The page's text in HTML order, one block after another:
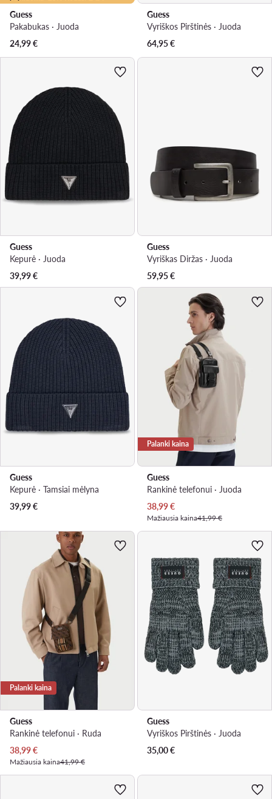
Guess
Pakabukas · Juoda
24,99€
Guess
Vyriškos Pirštinės · Juoda
64,95€
Guess
Kepurė · Juoda
39,99€
Guess
Vyriškas Diržas · Juoda
59,95€
Guess
Kepurė · Tamsiai mėlyna
39,99€
Palanki kaina
Guess
Rankinė telefonui · Juoda
Dabartinė kaina
38,99€
Mažiausia kaina41,99 €
Palanki kaina
Guess
Rankinė telefonui · Ruda
Dabartinė kaina
38,99€
Mažiausia kaina41,99 €
Guess
Vyriškos Pirštinės · Juoda
35,00€